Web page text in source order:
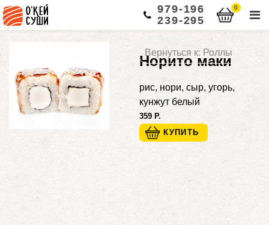
979-196
239-295
0
Вернуться к: Роллы
Норито маки
рис, нори, сыр, угорь,
кунжут белый
359 Р.